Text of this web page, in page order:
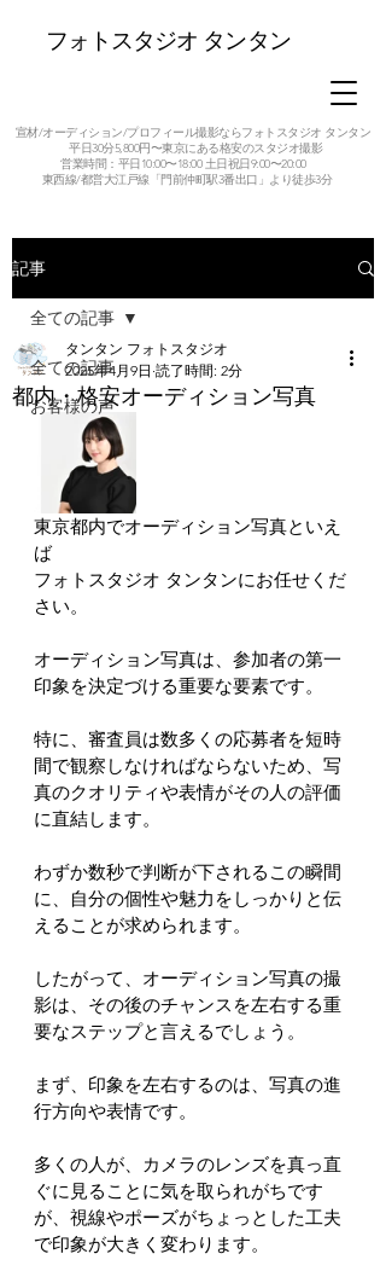
フォトスタジオ タンタン
宣材/オーディション/プロフィール撮影ならフォトスタジオ タンタン
平日30分5,800円〜東京にある格安のスタジオ撮影
営業時間：平日10:00〜18:00 土日祝日9:00〜20:00
東西線/都営大江戸線「門前仲町駅3番出口」より徒歩3分
記事
全ての記事
お客様の声
全ての記事
都内・格安オーディション写真
タンタン フォトスタジオ
2025年4月9日 読了時間: 2分
東京都内でオーディション写真といえ
ば
フォトスタジオ タンタンにお任せくだ
さい。
オーディション写真は、参加者の第一
印象を決定づける重要な要素です。
特に、審査員は数多くの応募者を短時
間で観察しなければならないため、写
真のクオリティや表情がその人の評価
に直結します。
わずか数秒で判断が下されるこの瞬間
に、自分の個性や魅力をしっかりと伝
えることが求められます。
したがって、オーディション写真の撮
影は、その後のチャンスを左右する重
要なステップと言えるでしょう。
まず、印象を左右するのは、写真の進
行方向や表情です。
多くの人が、カメラのレンズを真っ直
ぐに見ることに気を取られがちです
が、視線やポーズがちょっとした工夫
で印象が大きく変わります。